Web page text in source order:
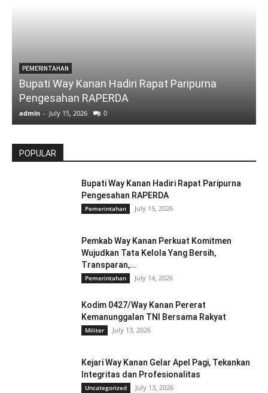
PEMERINTAHAN
Bupati Way Kanan Hadiri Rapat Paripurna
Pengesahan RAPERDA
admin - July 15, 2026 0
POPULAR
Bupati Way Kanan Hadiri Rapat Paripurna
Pengesahan RAPERDA
Pemerintahan July 15, 2026
Pemkab Way Kanan Perkuat Komitmen
Wujudkan Tata Kelola Yang Bersih,
Transparan,...
Pemerintahan July 14, 2026
Kodim 0427/Way Kanan Pererat
Kemanunggalan TNI Bersama Rakyat
Militer July 13, 2026
Kejari Way Kanan Gelar Apel Pagi, Tekankan
Integritas dan Profesionalitas
Uncategorized July 13, 2026